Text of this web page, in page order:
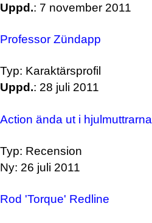
Uppd.: 7 november 2011
Professor Zündapp
Typ: Karaktärsprofil
Uppd.: 28 juli 2011
Action ända ut i hjulmuttrarna
Typ: Recension
Ny: 26 juli 2011
Rod 'Torque' Redline